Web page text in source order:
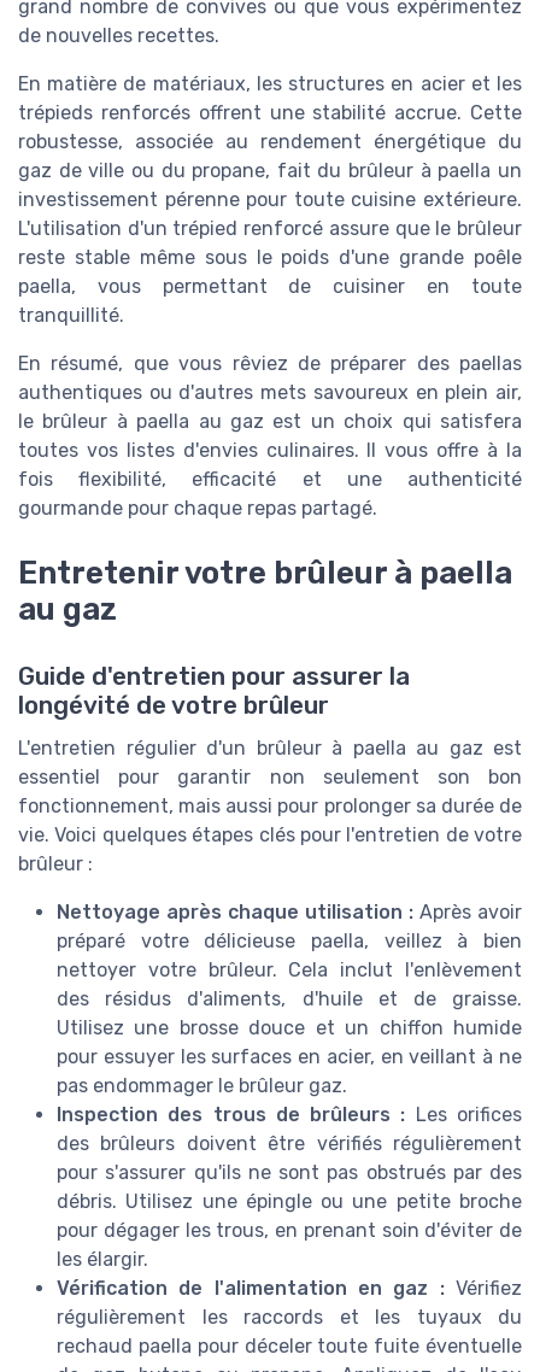
grand nombre de convives ou que vous expérimentez
de nouvelles recettes.
En matière de matériaux, les structures en acier et les
trépieds renforcés offrent une stabilité accrue. Cette
robustesse, associée au rendement énergétique du
gaz de ville ou du propane, fait du brûleur à paella un
investissement pérenne pour toute cuisine extérieure.
L'utilisation d'un trépied renforcé assure que le brûleur
reste stable même sous le poids d'une grande poêle
paella, vous permettant de cuisiner en toute
tranquillité.
En résumé, que vous rêviez de préparer des paellas
authentiques ou d'autres mets savoureux en plein air,
le brûleur à paella au gaz est un choix qui satisfera
toutes vos listes d'envies culinaires. Il vous offre à la
fois flexibilité, efficacité et une authenticité
gourmande pour chaque repas partagé.
Entretenir votre brûleur à paella
au gaz
Guide d'entretien pour assurer la
longévité de votre brûleur
L'entretien régulier d'un brûleur à paella au gaz est
essentiel pour garantir non seulement son bon
fonctionnement, mais aussi pour prolonger sa durée de
vie. Voici quelques étapes clés pour l'entretien de votre
brûleur :
Nettoyage après chaque utilisation : Après avoir
préparé votre délicieuse paella, veillez à bien
nettoyer votre brûleur. Cela inclut l'enlèvement
des résidus d'aliments, d'huile et de graisse.
Utilisez une brosse douce et un chiffon humide
pour essuyer les surfaces en acier, en veillant à ne
pas endommager le brûleur gaz.
Inspection des trous de brûleurs : Les orifices
des brûleurs doivent être vérifiés régulièrement
pour s'assurer qu'ils ne sont pas obstrués par des
débris. Utilisez une épingle ou une petite broche
pour dégager les trous, en prenant soin d'éviter de
les élargir.
Vérification de l'alimentation en gaz :Vérifiez
régulièrement les raccords et les tuyaux du
rechaud paella pour déceler toute fuite éventuelle